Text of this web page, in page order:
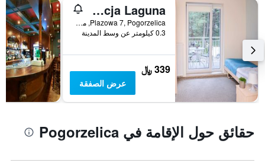
الأسبوع.
يتضمن
المخطط
1
محور
Y
الذي
سعر
غرفة
Pensjonat i Restauracja Laguna
Plazowa 7, Pogorzelica, محافظة بوميرانيا الغربية, بولندا
0.3 كيلومتر عن وسط المدينة
339 ﷼
عرض الصفقة
حقائق حول الإقامة في Pogorzelica